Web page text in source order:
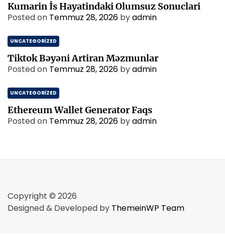
Kumarin İs Hayatindaki Olumsuz Sonuclari
Posted on Temmuz 28, 2026 byadmin
UNCATEGORIZED
Tiktok Bəyəni Artiran Məzmunlar
Posted on Temmuz 28, 2026 byadmin
UNCATEGORIZED
Ethereum Wallet Generator Faqs
Posted on Temmuz 28, 2026 byadmin
Copyright © 2026
Designed & Developed by ThemeinWP Team